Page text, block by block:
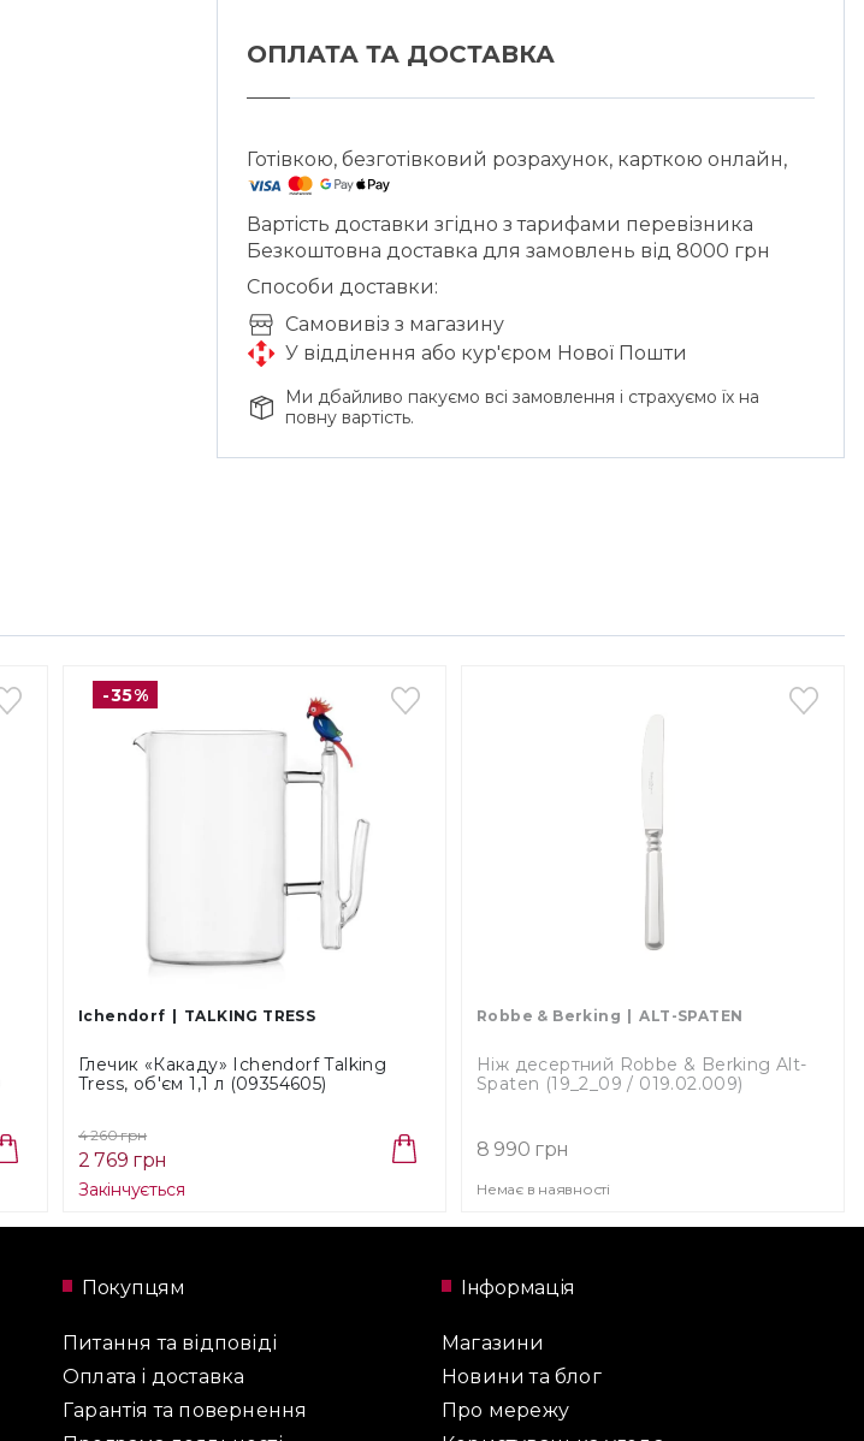
ОПЛАТА ТА ДОСТАВКА
Готівкою, безготівковий розрахунок, карткою онлайн,
Вартість доставки згідно з тарифами перевізника
Безкоштовна доставка для замовлень від 8000 грн
Способи доставки:
Cамовивіз з магазину
У відділення або кур'єром Нової Пошти
Ми дбайливо пакуємо всі замовлення і страхуємо їх на
повну вартість.
-35%
Ichendorf TALKING TRESS
Глечик «Какаду» Ichendorf Talking
Tress, об'єм 1,1 л (09354605)
4 260 грн
2 769 грн
Закінчується
Robbe & Berking ALT-SPATEN
Ніж десертний Robbe & Berking Alt-
Spaten (19_2_09 / 019.02.009)
8 990 грн
Немає в наявності
Покупцям
Питання та відповіді
Оплата і доставка
Гарантія та повернення
Інформація
Магазини
Новини та блог
Про мережу